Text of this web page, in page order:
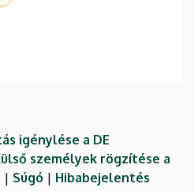
igénylése a DE
személyek rögzítése a
| Súgó | Hibabejelentés